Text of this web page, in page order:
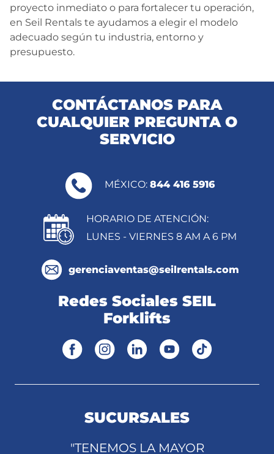
proyecto inmediato o para fortalecer tu operación,
en Seil Rentals te ayudamos a elegir el modelo
adecuado según tu industria, entorno y
presupuesto.
CONTÁCTANOS PARA
CUALQUIER PREGUNTA O
SERVICIO
MÉXICO: 844 416 5916
HORARIO DE ATENCIÓN:
LUNES - VIERNES 8 AM A 6 PM
gerenciaventas@seilrentals.com
Redes Sociales SEIL
Forklifts
SUCURSALES
"TENEMOS LA MAYOR